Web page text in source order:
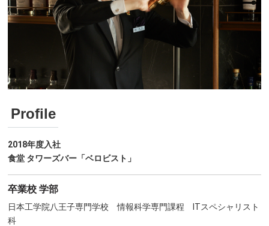
Profile
2018年度入社
食堂 タワーズバー「ベロビスト」
卒業校 学部
日本工学院八王子専門学校 情報科学専門課程 ITスペシャリスト
科